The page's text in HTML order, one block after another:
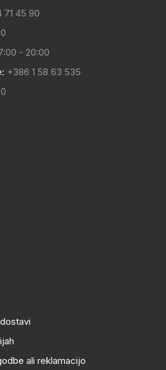
71 45 90
- 20:00
+386 1 58 63 535
ali reklamacijo